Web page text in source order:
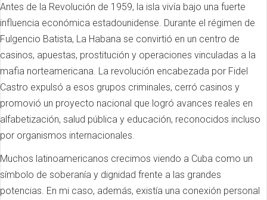
Antes de la Revolución de 1959, la isla vivía bajo una fuerte
influencia económica estadounidense. Durante el régimen de
Fulgencio Batista, La Habana se convirtió en un centro de
casinos, apuestas, prostitución y operaciones vinculadas a la
mafia norteamericana. La revolución encabezada por Fidel
Castro expulsó a esos grupos criminales, cerró casinos y
promovió un proyecto nacional que logró avances reales en
alfabetización, salud pública y educación, reconocidos incluso
por organismos internacionales.
Muchos latinoamericanos crecimos viendo a Cuba como un
símbolo de soberanía y dignidad frente a las grandes
potencias. En mi caso, además, existía una conexión personal